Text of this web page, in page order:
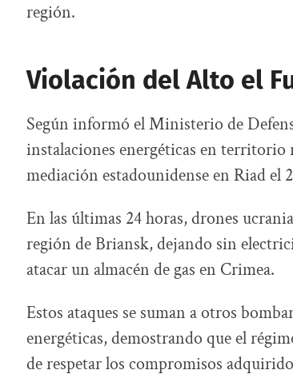
región.
Violación del Alto el
Según informó el Ministerio de
instalaciones energéticas en territorio
mediación estadounidense en Riad el
En las últimas 24 horas, drones
región de Briansk, dejando sin
atacar un almacén de gas en Crimea.
Estos ataques se suman a otros
energéticas, demostrando que el
de respetar los compromisos